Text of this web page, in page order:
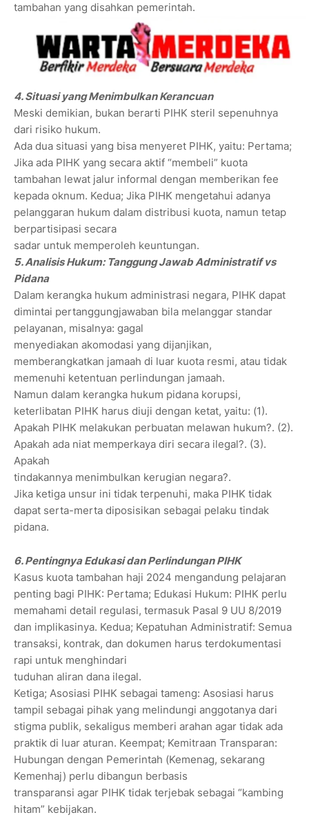
tambahan yang disahkan pemerintah.
4. Situasi yang Menimbulkan Kerancuan
Meski demikian, bukan berarti PIHK steril sepenuhnya
dari risiko hukum.
Ada dua situasi yang bisa menyeret PIHK, yaitu: Pertama;
Jika ada PIHK yang secara aktif “membeli” kuota
tambahan lewat jalur informal dengan memberikan fee
kepada oknum. Kedua; Jika PIHK mengetahui adanya
pelanggaran hukum dalam distribusi kuota, namun tetap
berpartisipasi secara
sadar untuk memperoleh keuntungan.
5. Analisis Hukum: Tanggung Jawab Administratif vs
Pidana
Dalam kerangka hukum administrasi negara, PIHK dapat
dimintai pertanggungjawaban bila melanggar standar
pelayanan, misalnya: gagal
menyediakan akomodasi yang dijanjikan,
memberangkatkan jamaah di luar kuota resmi, atau tidak
memenuhi ketentuan perlindungan jamaah.
Namun dalam kerangka hukum pidana korupsi,
keterlibatan PIHK harus diuji dengan ketat, yaitu: (1).
Apakah PIHK melakukan perbuatan melawan hukum?. (2).
Apakah ada niat memperkaya diri secara ilegal?. (3).
Apakah
tindakannya menimbulkan kerugian negara?.
Jika ketiga unsur ini tidak terpenuhi, maka PIHK tidak
dapat serta-merta diposisikan sebagai pelaku tindak
pidana.
6. Pentingnya Edukasi dan Perlindungan PIHK
Kasus kuota tambahan haji 2024 mengandung pelajaran
penting bagi PIHK: Pertama; Edukasi Hukum: PIHK perlu
memahami detail regulasi, termasuk Pasal 9 UU 8/2019
dan implikasinya. Kedua; Kepatuhan Administratif: Semua
transaksi, kontrak, dan dokumen harus terdokumentasi
rapi untuk menghindari
tuduhan aliran dana ilegal.
Ketiga; Asosiasi PIHK sebagai tameng: Asosiasi harus
tampil sebagai pihak yang melindungi anggotanya dari
stigma publik, sekaligus memberi arahan agar tidak ada
praktik di luar aturan. Keempat; Kemitraan Transparan:
Hubungan dengan Pemerintah (Kemenag, sekarang
Kemenhaj) perlu dibangun berbasis
transparansi agar PIHK tidak terjebak sebagai “kambing
hitam” kebijakan.